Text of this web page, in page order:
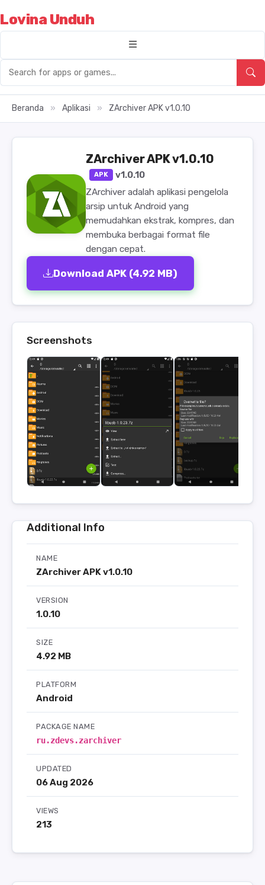
Lovina Unduh
Beranda » Aplikasi » ZArchiver APK v1.0.10
ZArchiver APK v1.0.10
APK
v1.0.10
ZArchiver adalah aplikasi pengelola
arsip untuk Android yang
memudahkan ekstrak, kompres, dan
membuka berbagai format file
dengan cepat.
Download APK (4.92 MB)
Screenshots
Additional Info
NAME
ZArchiver APK v1.0.10
VERSION
1.0.10
SIZE
4.92 MB
PLATFORM
Android
PACKAGE NAME
ru.zdevs.zarchiver
UPDATED
06 Aug 2026
VIEWS
213